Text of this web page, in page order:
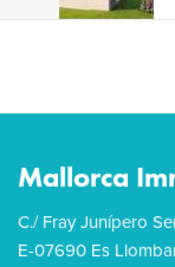
Mallorca
C./ Fray Junípero
E-07690 Es